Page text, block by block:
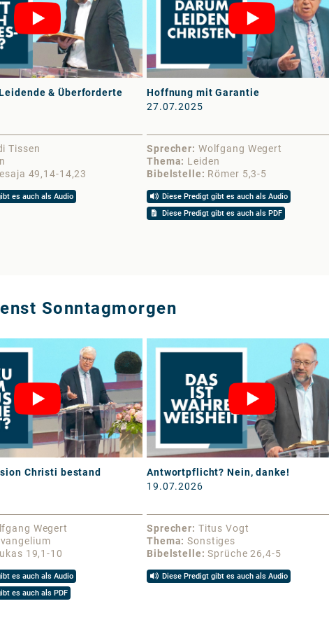
& Überforderte
Tissen
49,14-14,23
es auch als Audio
Hoffnung mit Garantie
27.07.2025
Sprecher
Wolfgang Wegert
Thema
Leiden
Bibelstelle
Römer 5,3-5
Diese Predigt gibt es auch als Audio
Diese Predigt gibt es auch als PDF
Sonntagmorgen
Christi bestand
Wegert
19,1-10
es auch als Audio
es auch als PDF
Antwortpflicht? Nein, danke!
19.07.2026
Sprecher
Titus Vogt
Thema
Sonstiges
Bibelstelle
Sprüche 26,4-5
Diese Predigt gibt es auch als Audio